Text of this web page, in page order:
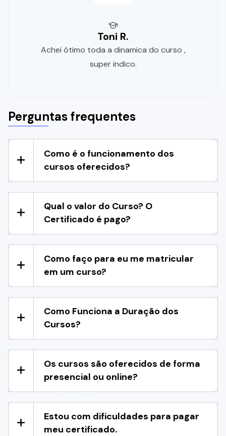
Toni R.
Achei ótimo toda a dinamica do curso ,
super indico.
Perguntas frequentes
Como é o funcionamento dos
cursos oferecidos?
Qual o valor do Curso? O
Certificado é pago?
Como faço para eu me matricular
em um curso?
Como Funciona a Duração dos
Cursos?
Os cursos são oferecidos de forma
presencial ou online?
Estou com dificuldades para pagar
meu certificado.